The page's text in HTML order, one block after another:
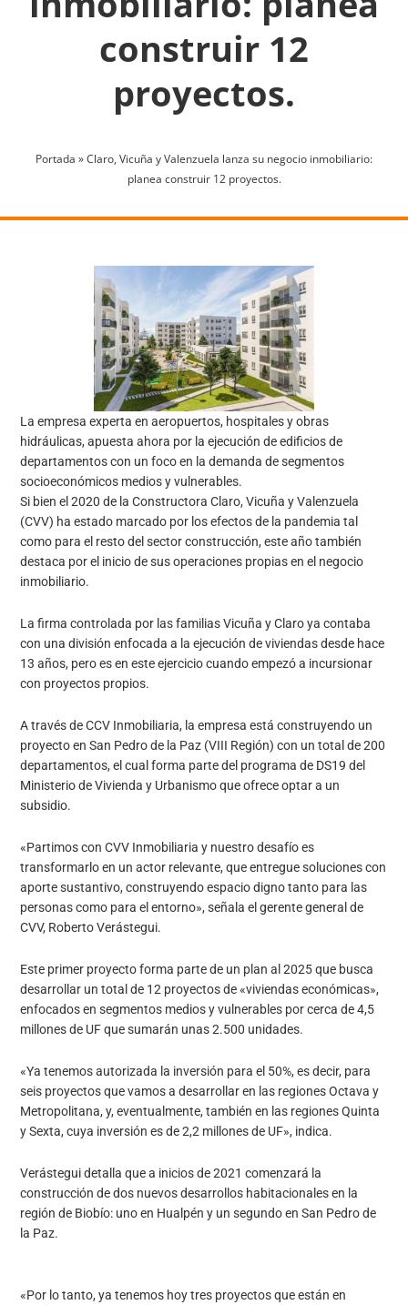
construir 12
proyectos.
Portada » Claro, Vicuña y Valenzuela lanza su negocio inmobiliario:
planea construir 12 proyectos.
La empresa experta en aeropuertos, hospitales y obras
hidráulicas, apuesta ahora por la ejecución de edificios de
departamentos con un foco en la demanda de segmentos
socioeconómicos medios y vulnerables.
Si bien el 2020 de la Constructora Claro, Vicuña y Valenzuela
(CVV) ha estado marcado por los efectos de la pandemia tal
como para el resto del sector construcción, este año también
destaca por el inicio de sus operaciones propias en el negocio
inmobiliario.
La firma controlada por las familias Vicuña y Claro ya contaba
con una división enfocada a la ejecución de viviendas desde hace
13 años, pero es en este ejercicio cuando empezó a incursionar
con proyectos propios.
A través de CCV Inmobiliaria, la empresa está construyendo un
proyecto en San Pedro de la Paz (VIII Región) con un total de 200
departamentos, el cual forma parte del programa de DS19 del
Ministerio de Vivienda y Urbanismo que ofrece optar a un
subsidio.
«Partimos con CVV Inmobiliaria y nuestro desafío es
transformarlo en un actor relevante, que entregue soluciones con
aporte sustantivo, construyendo espacio digno tanto para las
personas como para el entorno», señala el gerente general de
CVV, Roberto Verástegui.
Este primer proyecto forma parte de un plan al 2025 que busca
desarrollar un total de 12 proyectos de «viviendas económicas»,
enfocados en segmentos medios y vulnerables por cerca de 4,5
millones de UF que sumarán unas 2.500 unidades.
«Ya tenemos autorizada la inversión para el 50%, es decir, para
seis proyectos que vamos a desarrollar en las regiones Octava y
Metropolitana, y, eventualmente, también en las regiones Quinta
y Sexta, cuya inversión es de 2,2 millones de UF», indica.
Verástegui detalla que a inicios de 2021 comenzará la
construcción de dos nuevos desarrollos habitacionales en la
región de Biobío: uno en Hualpén y un segundo en San Pedro de
la Paz.
«Por lo tanto, ya tenemos hoy tres proyectos que están en